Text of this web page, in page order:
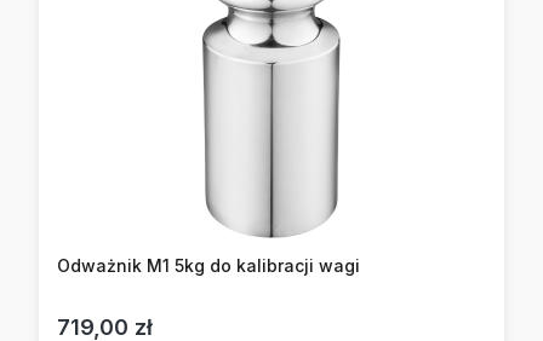
Odważnik M1 5kg do kalibracji wagi
Cena
719,00 zł